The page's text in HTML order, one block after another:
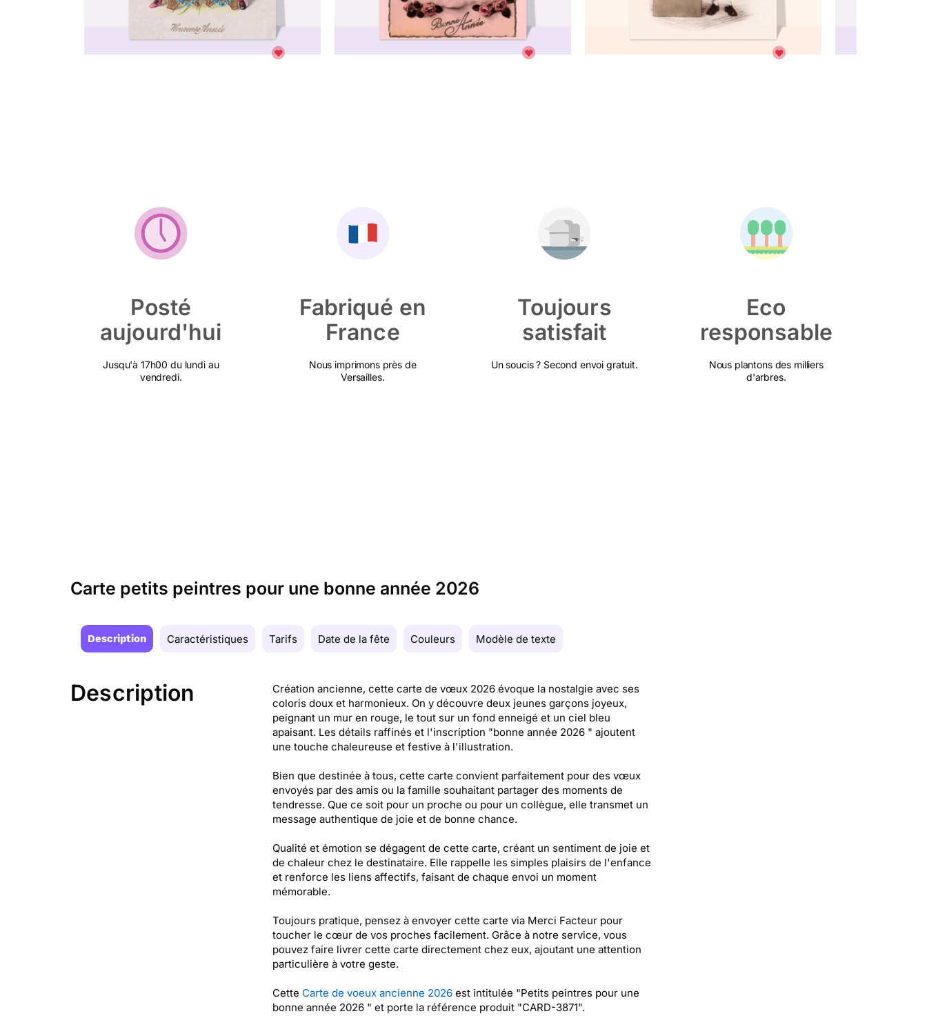
Posté
aujourd'hui
Jusqu'à 17h00 du lundi au
vendredi.
Fabriqué en
France
Nous imprimons près de
Versailles.
Toujours
satisfait
Un soucis ? Second envoi gratuit.
Eco
responsable
Nous plantons des milliers
d'arbres.
Carte petits peintres pour une bonne année 2026
Description Caractéristiques Tarifs Date de la fête Couleurs Modèle de texte
Description
Création ancienne, cette carte de vœux 2026 évoque la nostalgie avec ses
coloris doux et harmonieux. On y découvre deux jeunes garçons joyeux,
peignant un mur en rouge, le tout sur un fond enneigé et un ciel bleu
apaisant. Les détails raffinés et l'inscription "bonne année 2026 " ajoutent
une touche chaleureuse et festive à l'illustration.
Bien que destinée à tous, cette carte convient parfaitement pour des vœux
envoyés par des amis ou la famille souhaitant partager des moments de
tendresse. Que ce soit pour un proche ou pour un collègue, elle transmet un
message authentique de joie et de bonne chance.
Qualité et émotion se dégagent de cette carte, créant un sentiment de joie et
de chaleur chez le destinataire. Elle rappelle les simples plaisirs de l'enfance
et renforce les liens affectifs, faisant de chaque envoi un moment
mémorable.
Toujours pratique, pensez à envoyer cette carte via Merci Facteur pour
toucher le cœur de vos proches facilement. Grâce à notre service, vous
pouvez faire livrer cette carte directement chez eux, ajoutant une attention
particulière à votre geste.
Cette Carte de voeux ancienne 2026est intitulée "Petits peintres pour une
bonne année 2026 " et porte la référence produit "CARD-3871".